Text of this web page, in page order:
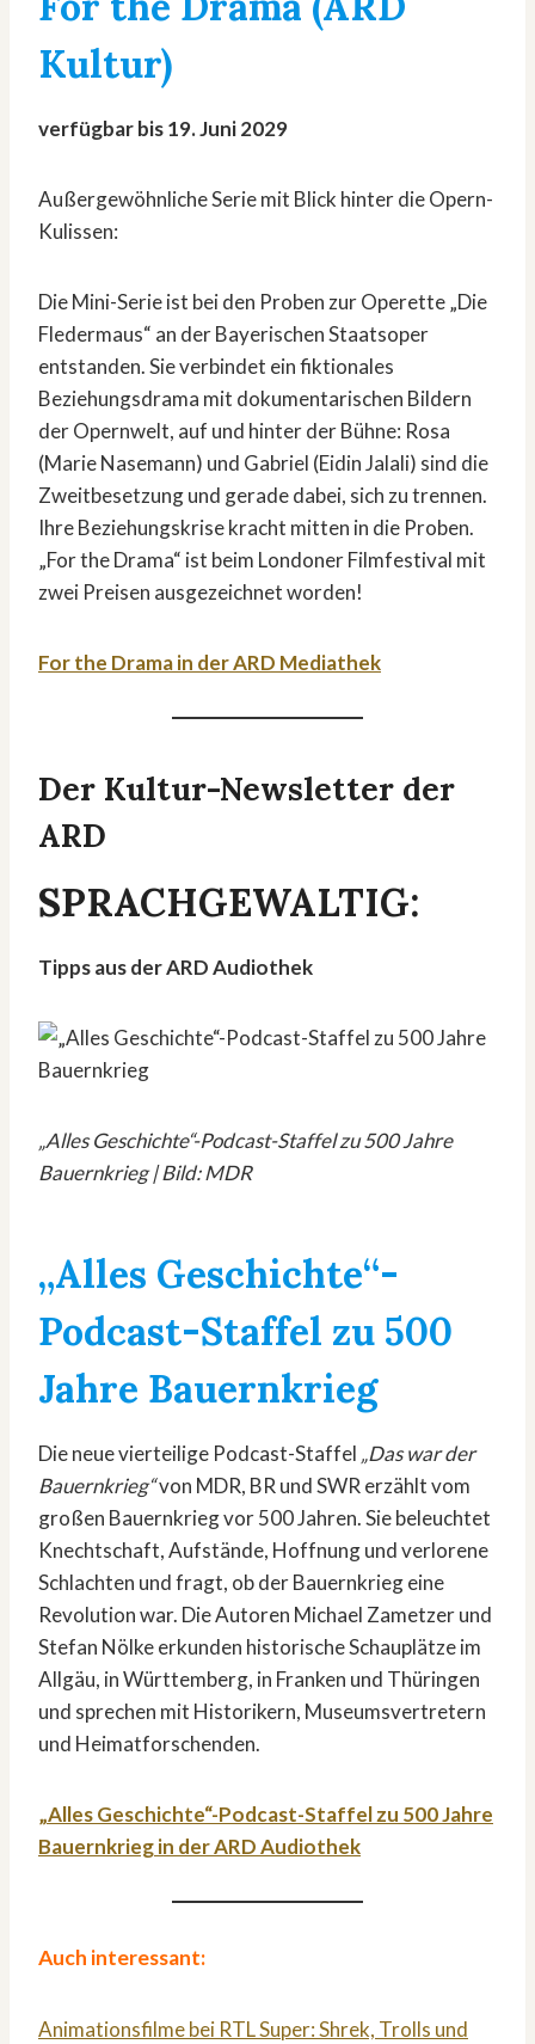
Kultur)
verfügbar bis 19. Juni 2029
Außergewöhnliche Serie mit Blick hinter die Opern-
Kulissen:
Die Mini-Serie ist bei den Proben zur Operette „Die
Fledermaus“ an der Bayerischen Staatsoper
entstanden. Sie verbindet ein fiktionales
Beziehungsdrama mit dokumentarischen Bildern
der Opernwelt, auf und hinter der Bühne: Rosa
(Marie Nasemann) und Gabriel (Eidin Jalali) sind die
Zweitbesetzung und gerade dabei, sich zu trennen.
Ihre Beziehungskrise kracht mitten in die Proben.
„For the Drama“ ist beim Londoner Filmfestival mit
zwei Preisen ausgezeichnet worden!
For the Drama in der ARD Mediathek
Der Kultur-Newsletter der
ARD
SPRACHGEWALTIG:
Tipps aus der ARD Audiothek
„Alles Geschichte“-Podcast-Staffel zu 500 Jahre
Bauernkrieg | Bild: MDR
„Alles Geschichte“-
Podcast-Staffel zu 500
Jahre Bauernkrieg
Die neue vierteilige Podcast-Staffel „Das war der
Bauernkrieg“von MDR, BR und SWR erzählt vom
großen Bauernkrieg vor 500 Jahren. Sie beleuchtet
Knechtschaft, Aufstände, Hoffnung und verlorene
Schlachten und fragt, ob der Bauernkrieg eine
Revolution war. Die Autoren Michael Zametzer und
Stefan Nölke erkunden historische Schauplätze im
Allgäu, in Württemberg, in Franken und Thüringen
und sprechen mit Historikern, Museumsvertretern
und Heimatforschenden.
„Alles Geschichte“-Podcast-Staffel zu 500 Jahre
Bauernkrieg in der ARD Audiothek
Auch interessant:
Animationsfilme bei RTL Super: Shrek, Trolls und